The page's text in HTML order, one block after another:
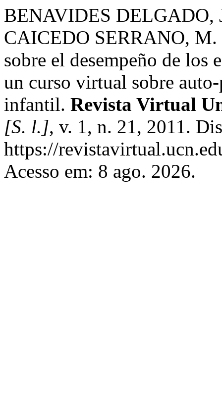
BENAVIDES
CAICEDO SERRANO, M.
sobre el desempeño de los
un curso virtual sobre
infantil. Revista Virtual
[S. l.], v. 1, n. 21, 2011.
https://
Acesso em: 8 ago. 2026.